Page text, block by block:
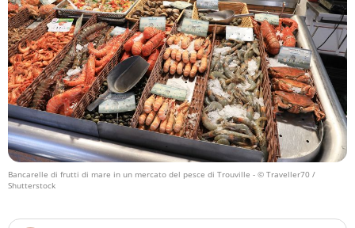
Bancarelle di frutti di mare in un mercato del pesce di Trouville - © Traveller70 /
Shutterstock